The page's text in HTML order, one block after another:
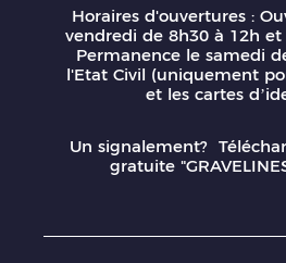
Horaires d'ouvertures :
vendredi de 8h30 à 12h et
Permanence le samedi
l'Etat Civil (uniquement
et les cartes
Un signalement?
gratuite